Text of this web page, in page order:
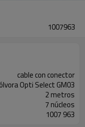
1007963
cable con conector
Opti Select GM03
2 metros
7 núcleos
1007 963